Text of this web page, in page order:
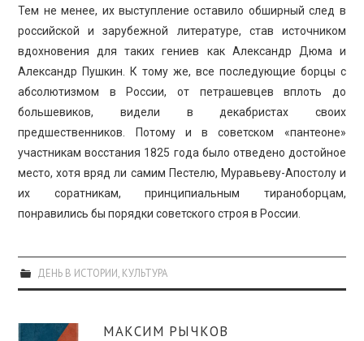
Тем не менее, их выступление оставило обширный след в
российской и зарубежной литературе, став источником
вдохновения для таких гениев как Александр Дюма и
Александр Пушкин. К тому же, все последующие борцы с
абсолютизмом в России, от петрашевцев вплоть до
большевиков, видели в декабристах своих
предшественников. Потому и в советском «пантеоне»
участникам восстания 1825 года было отведено достойное
место, хотя вряд ли самим Пестелю, Муравьеву-Апостолу и
их соратникам, принципиальным тираноборцам,
понравились бы порядки советского строя в России.
ДЕНЬ В ИСТОРИИ КУЛЬТУРА
МАКСИМ РЫЧКОВ